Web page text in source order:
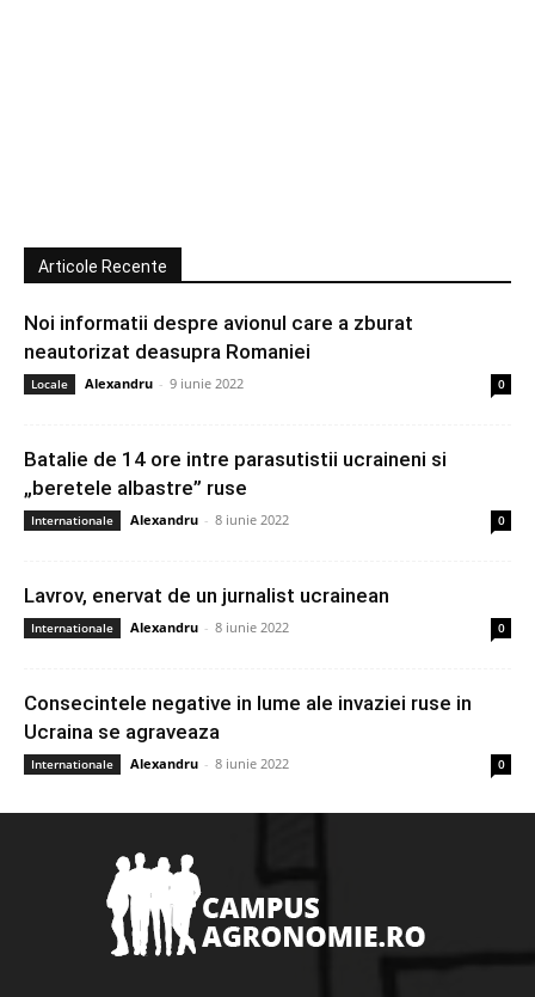
Articole Recente
Noi informatii despre avionul care a zburat
neautorizat deasupra Romaniei
Locale Alexandru - 9 iunie 2022 0
Batalie de 14 ore intre parasutistii ucraineni si
„beretele albastre” ruse
Internationale Alexandru - 8 iunie 2022 0
Lavrov, enervat de un jurnalist ucrainean
Internationale Alexandru - 8 iunie 2022 0
Consecintele negative in lume ale invaziei ruse in
Ucraina se agraveaza
Internationale Alexandru - 8 iunie 2022 0